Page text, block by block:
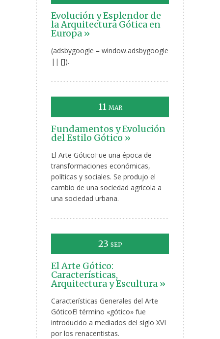
Evolución y Esplendor de
la Arquitectura Gótica en
Europa »
(adsbygoogle = window.adsbygoogle
|| []).
11 MAR
Fundamentos y Evolución
del Estilo Gótico »
El Arte GóticoFue una época de
transformaciones económicas,
políticas y sociales. Se produjo el
cambio de una sociedad agrícola a
una sociedad urbana.
23 SEP
El Arte Gótico:
Características,
Arquitectura y Escultura »
Características Generales del Arte
GóticoEl término «gótico» fue
introducido a mediados del siglo XVI
por los renacentistas.